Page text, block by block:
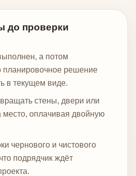
до проверки
а потом
планировочное решение
в текущем виде.
стены, двери или
оплачивая двойную
чернового и чистового
подрядчик ждёт